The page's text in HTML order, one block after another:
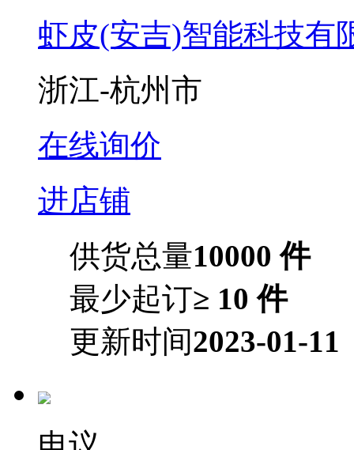
虾皮(安吉)智能科技有
浙江-杭州市
在线询价
进店铺
供货总量10000 件
最少起订≥ 10 件
更新时间2023-01-11